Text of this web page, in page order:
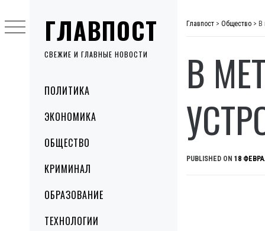
ГЛАВПОСТ
СВЕЖИЕ И ГЛАВНЫЕ НОВОСТИ
MenuПОЛИТИКА
ЭКОНОМИКА
ОБЩЕСТВО
КРИМИНАЛ
ОБРАЗОВАНИЕ
ТЕХНОЛОГИИ
to
content
Главпост > Общество > В
В
PUBLISHED ON 18